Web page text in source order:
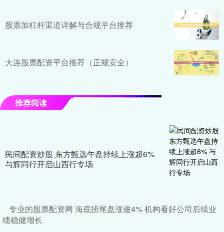
股票加杠杆渠道详解与合规平台推荐
大连股票配资平台推荐（正规安全）
推荐阅读
民间配资炒股 东方甄选午盘持续上涨超6%
与辉同行开启山西行专场
专业的股票配资网 海底捞尾盘涨逾4% 机构看好公司后续业
绩稳健增长